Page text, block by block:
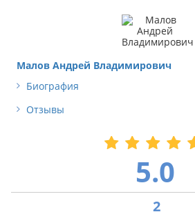
Малов Андрей Владимирович
Биография
Отзывы
5.0
2